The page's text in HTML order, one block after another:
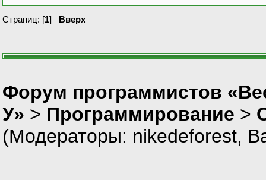
Страниц: [1] Вверх
Форум программистов
У» > Программирование >
(Модераторы: nikedeforest,